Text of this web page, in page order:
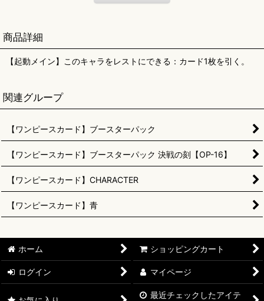
商品詳細
【起動メイン】このキャラをレストにできる：カード1枚を引く。
関連グループ
【ワンピースカード】ブースターパック
【ワンピースカード】ブースターパック 決戦の刻【OP-16】
【ワンピースカード】CHARACTER
【ワンピースカード】青
ホーム ショッピングカート
ログイン マイページ
最近チェックしたアイテ